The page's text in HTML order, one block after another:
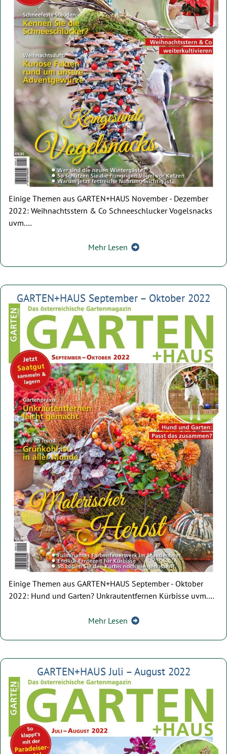
Einige Themen aus GARTEN+HAUS November - Dezember
2022: Weihnachtsstern & Co Schneeschlucker Vogelsnacks
uvm.…
Mehr Lesen
GARTEN+HAUS September – Oktober 2022
Einige Themen aus GARTEN+HAUS September - Oktober
2022: Hund und Garten? Unkrautentfernen Kürbisse uvm.…
Mehr Lesen
GARTEN+HAUS Juli – August 2022